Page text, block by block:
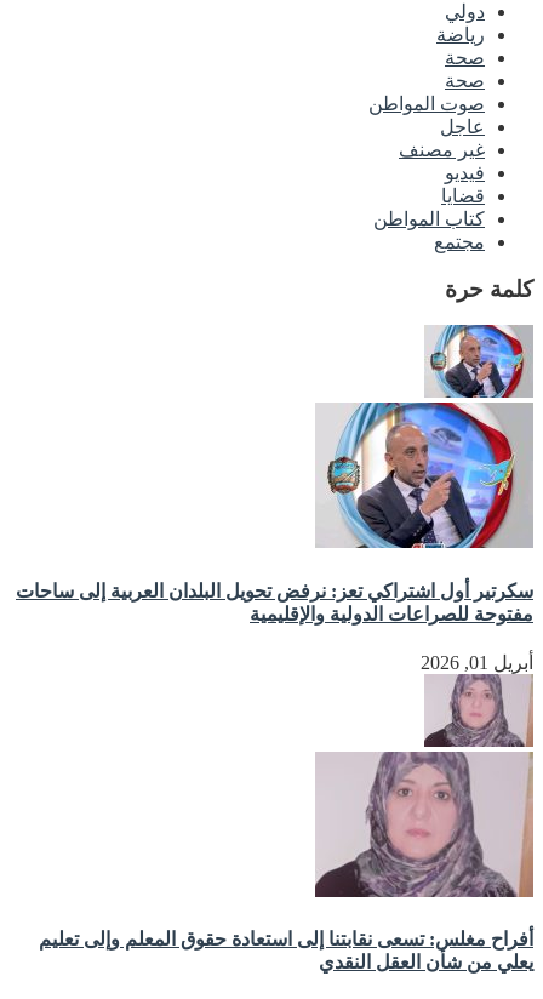
دولي
رياضة
صحة
صحة
صوت المواطن
عاجل
غير مصنف
فيديو
قضايا
كتاب المواطن
مجتمع
كلمة حرة
سكرتير أول اشتراكي تعز: نرفض تحويل البلدان العربية إلى ساحات
مفتوحة للصراعات الدولية والإقليمية
أبريل 01, 2026
أفراح مغلس: تسعى نقابتنا إلى استعادة حقوق المعلم وإلى تعليم
يعلي من شأن العقل النقدي